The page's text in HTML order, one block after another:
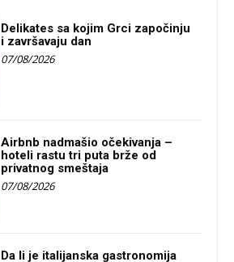
Delikates sa kojim Grci započinju
i završavaju dan
07/08/2026
Airbnb nadmašio očekivanja –
hoteli rastu tri puta brže od
privatnog smeštaja
07/08/2026
Da li je italijanska gastronomija